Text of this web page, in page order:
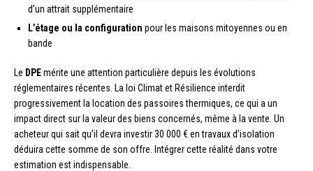
d’un attrait supplémentaire
L’étage ou la configuration pour les maisons mitoyennes ou en
bande
Le DPEmérite une attention particulière depuis les évolutions
réglementaires récentes. La loi Climat et Résilience interdit
progressivement la location des passoires thermiques, ce qui a un
impact direct sur la valeur des biens concernés, même à la vente. Un
acheteur qui sait qu’il devra investir 30 000 € en travaux d’isolation
déduira cette somme de son offre. Intégrer cette réalité dans votre
estimation est indispensable.